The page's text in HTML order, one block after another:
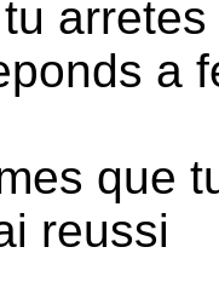
a
que
reussi